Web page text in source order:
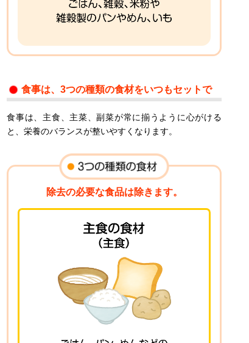
食事は、3つの種類の食材をいつもセットで
食事は、主食、主菜、副菜が常に揃うように心がける
と、栄養のバランスが整いやすくなります。
除去の必要な食品は除きます。